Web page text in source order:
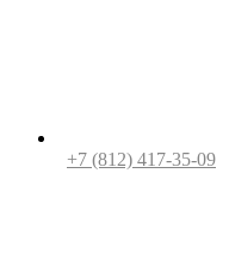
+7 (812) 417-35-09